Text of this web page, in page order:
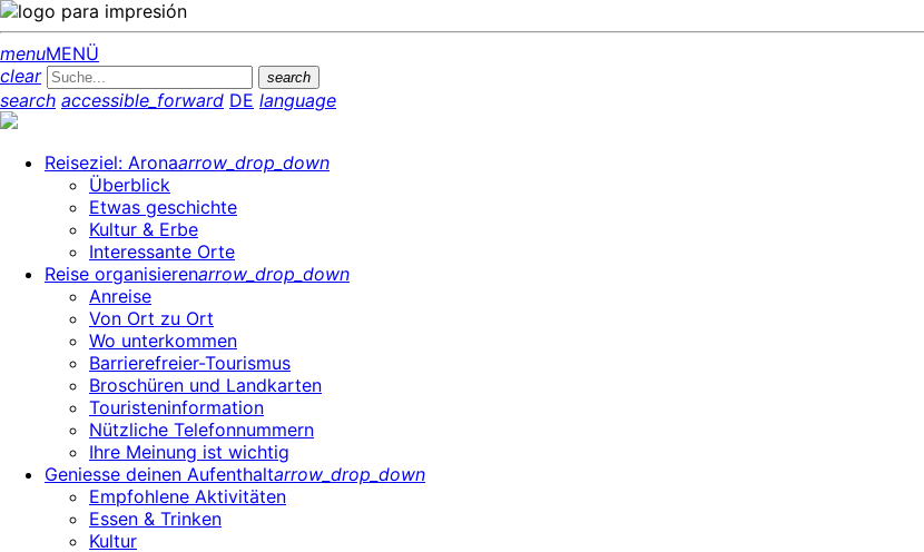
menuMENÜ
clear
search
search accessible_forward DE language
Reiseziel: Aronaarrow_drop_down
Überblick
Etwas geschichte
Kultur & Erbe
Interessante Orte
Reise organisierenarrow_drop_down
Anreise
Von Ort zu Ort
Wo unterkommen
Barrierefreier-Tourismus
Broschüren und Landkarten
Touristeninformation
Nützliche Telefonnummern
Ihre Meinung ist wichtig
Geniesse deinen Aufenthaltarrow_drop_down
Empfohlene Aktivitäten
Essen & Trinken
Kultur